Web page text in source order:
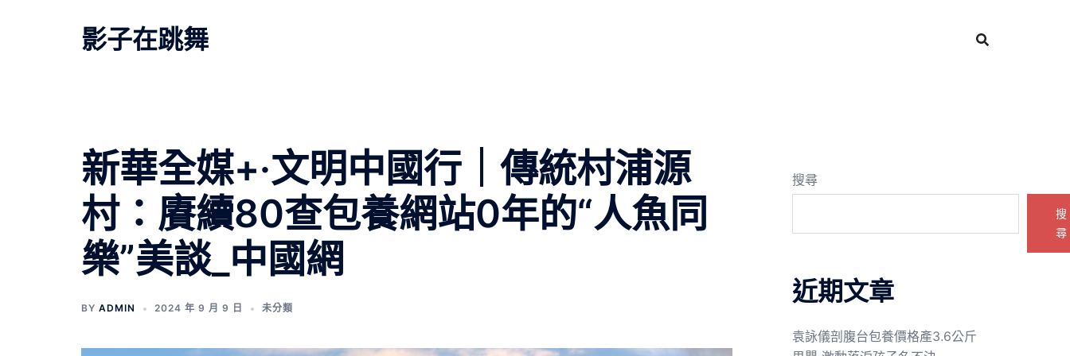
影子在跳舞
新華全媒+·文明中國行｜傳統村浦源
村：賡續80查包養網站0年的“人魚同
樂”美談_中國網
BY ADMIN 2024 年 9 月 9 日 未分類
搜尋
搜
尋
近期文章
袁詠儀剖腹台包養價格產3.6公斤